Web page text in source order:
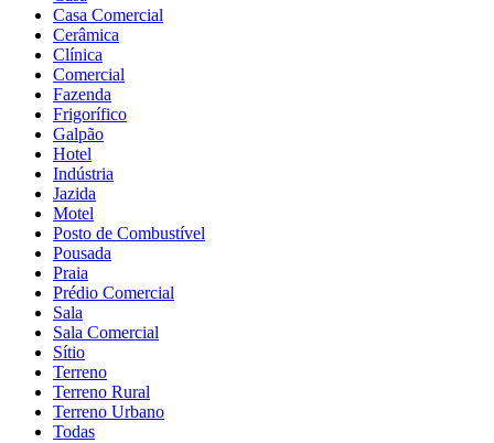
Casa Comercial
Cerâmica
Clínica
Comercial
Fazenda
Frigorífico
Galpão
Hotel
Indústria
Jazida
Motel
Posto de Combustível
Pousada
Praia
Prédio Comercial
Sala
Sala Comercial
Sítio
Terreno
Terreno Rural
Terreno Urbano
Todas